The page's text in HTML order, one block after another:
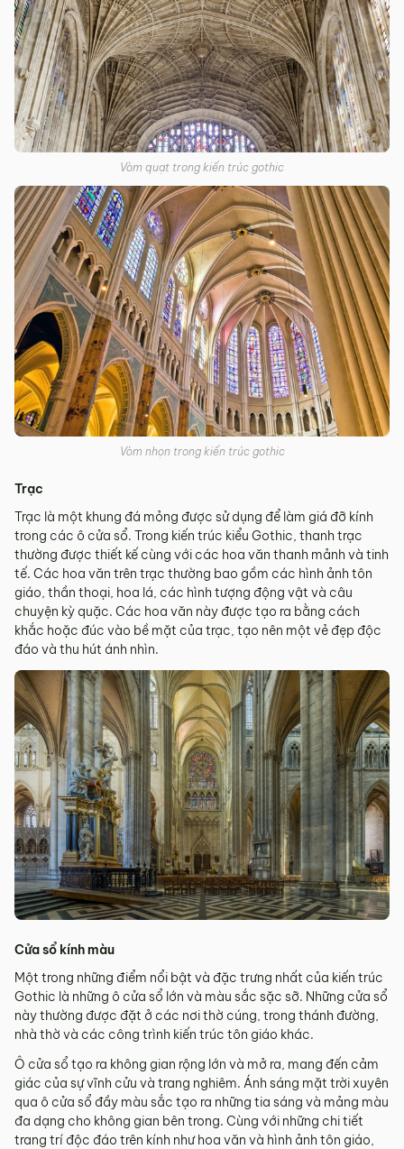
Vòm quạt trong kiến trúc gothic
Vòm nhọn trong kiến trúc gothic
Trạc
Trạc là một khung đá mỏng được sử dụng để làm giá đỡ kính
trong các ô cửa sổ. Trong kiến trúc kiểu Gothic, thanh trạc
thường được thiết kế cùng với các hoa văn thanh mảnh và tinh
tế. Các hoa văn trên trạc thường bao gồm các hình ảnh tôn
giáo, thần thoại, hoa lá, các hình tượng động vật và câu
chuyện kỳ quặc. Các hoa văn này được tạo ra bằng cách
khắc hoặc đúc vào bề mặt của trạc, tạo nên một vẻ đẹp độc
đáo và thu hút ánh nhìn.
Cửa sổ kính màu
Một trong những điểm nổi bật và đặc trưng nhất của kiến trúc
Gothic là những ô cửa sổ lớn và màu sắc sặc sỡ. Những cửa sổ
này thường được đặt ở các nơi thờ cúng, trong thánh đường,
nhà thờ và các công trình kiến trúc tôn giáo khác.
Ô cửa sổ tạo ra không gian rộng lớn và mở ra, mang đến cảm
giác của sự vĩnh cửu và trang nghiêm. Ánh sáng mặt trời xuyên
qua ô cửa sổ đầy màu sắc tạo ra những tia sáng và mảng màu
đa dạng cho không gian bên trong. Cùng với những chi tiết
trang trí độc đáo trên kính như hoa văn và hình ảnh tôn giáo,